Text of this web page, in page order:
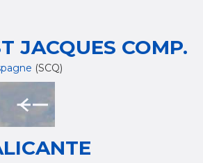
JACQUES COMP.
(SCQ)